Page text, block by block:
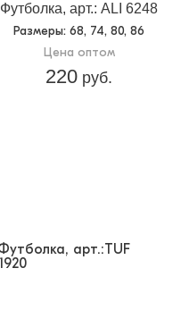
Футболка, арт.: ALI 6248
Размеры: 68, 74, 80, 86
Цена оптом
220 руб.